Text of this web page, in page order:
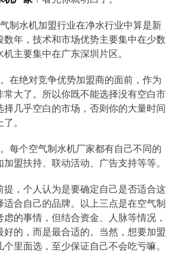
制水机加盟行业在净水行业中算是新
数年，技术和市场优势主要集中在少数
主要集中在广东深圳片区。
在绝对竞争优势加盟商的面前，作为
常大了。所以你既不能选择没有空白市
择几乎空白的市场，否则你的大量时间
。
每个空气制水机厂家都有自己不同的
盟扶持、联动活动、广告支持等等。
提，个人认为是要确定自己是否适合这
合自己的品牌。以上三点是在空气制
的事情，但结合资金、人脉等情况，
好的，而是最合适的。当然，想要加盟
里面选，至少保证自己不会吃亏嘛。